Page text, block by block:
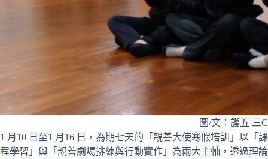
圖/文：護五 三
1 月10 日至1 月16 日，為期七天的「親善大使寒假培訓」以「課
程學習」與「親善劇場排練與行動實作」為兩大主軸，透過理論